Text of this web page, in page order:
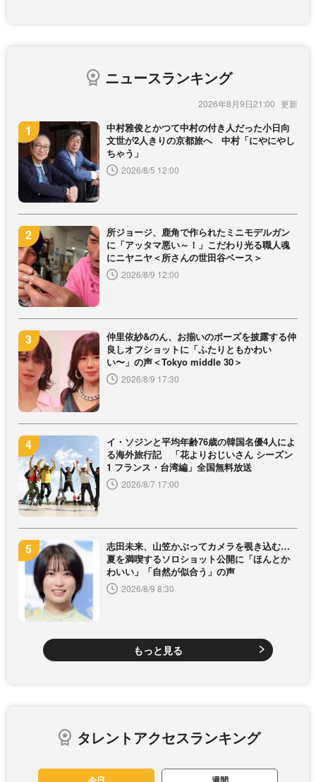
ニュースランキング
2026年8月9日21:00
中村雅俊とかつて中村の付き人だった小日向
文世が2人きりの京都旅へ 中村「にやにやし
ちゃう」
2026/8/5 12:00
所ジョージ、鹿角で作られたミニモデルガン
に「アッタマ悪い～！」こだわり光る職人魂
にニヤニヤ＜所さんの世田谷ベース＞
2026/8/9 12:00
仲里依紗&のん、お揃いのポーズを披露する仲
良しオフショットに「ふたりともかわい
い〜」の声＜Tokyo middle 30＞
2026/8/9 17:30
イ・ソジンと平均年齢76歳の韓国名優4人によ
る海外旅行記 「花よりおじいさん シーズン
1 フランス・台湾編」全国無料放送
2026/8/7 17:00
志田未来、山笠かぶってカメラを覗き込む…
夏を満喫するソロショット公開に「ほんとか
わいい」「自然が似合う」の声
2026/8/9 8:30
もっと見る
タレントアクセスランキング